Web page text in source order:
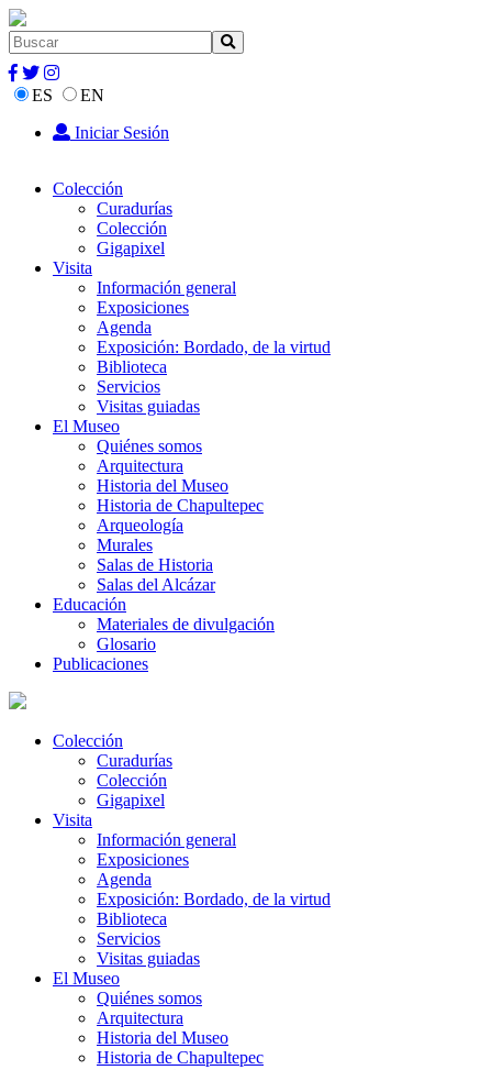
ES
EN
Iniciar Sesión
Colección
Curadurías
Colección
Gigapixel
Visita
Información general
Exposiciones
Agenda
Exposición: Bordado, de la virtud
Biblioteca
Servicios
Visitas guiadas
El Museo
Quiénes somos
Arquitectura
Historia del Museo
Historia de Chapultepec
Arqueología
Murales
Salas de Historia
Salas del Alcázar
Educación
Materiales de divulgación
Glosario
Publicaciones
Colección
Curadurías
Colección
Gigapixel
Visita
Información general
Exposiciones
Agenda
Exposición: Bordado, de la virtud
Biblioteca
Servicios
Visitas guiadas
El Museo
Quiénes somos
Arquitectura
Historia del Museo
Historia de Chapultepec